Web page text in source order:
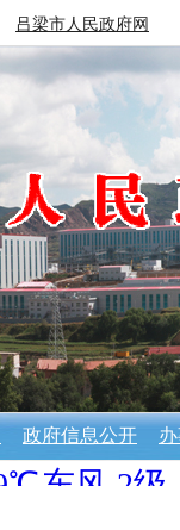
吕梁市人民政府网
政府信息公开